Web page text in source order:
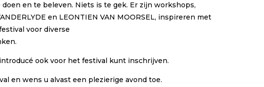
doen en te beleven. Niets is te gek. Er zijn workshops,
en LEONTIEN VAN MOORSEL, inspireren met
voor diverse
ook voor het festival kunt inschrijven.
en wens u alvast een plezierige avond toe.